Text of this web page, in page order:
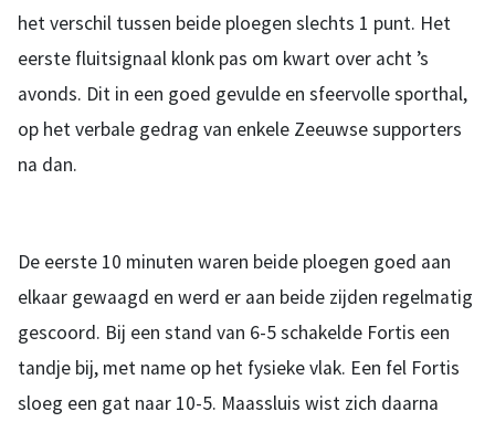
het verschil tussen beide ploegen slechts 1 punt. Het
eerste fluitsignaal klonk pas om kwart over acht ’s
avonds. Dit in een goed gevulde en sfeervolle sporthal,
op het verbale gedrag van enkele Zeeuwse supporters
na dan.
De eerste 10 minuten waren beide ploegen goed aan
elkaar gewaagd en werd er aan beide zijden regelmatig
gescoord. Bij een stand van 6-5 schakelde Fortis een
tandje bij, met name op het fysieke vlak. Een fel Fortis
sloeg een gat naar 10-5. Maassluis wist zich daarna